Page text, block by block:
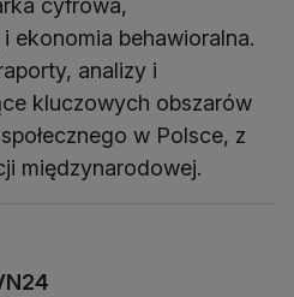
cyfrowa,
ekonomia behawioralna.
analizy i
kluczowych obszarów
w Polsce, z
międzynarodowej.